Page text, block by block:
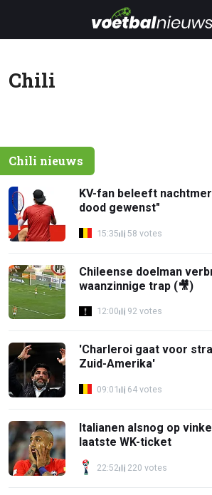
Chili
Chili nieuws
KV-fan beleeft
dood gewenst"
15:35 58 votes
Chileense doelman
waanzinnige trap (🎥)
12:00 92 votes
'Charleroi gaat voor
Zuid-Amerika'
09:01 64 votes
Italianen alsnog op
laatste WK-ticket
22:52 220 votes